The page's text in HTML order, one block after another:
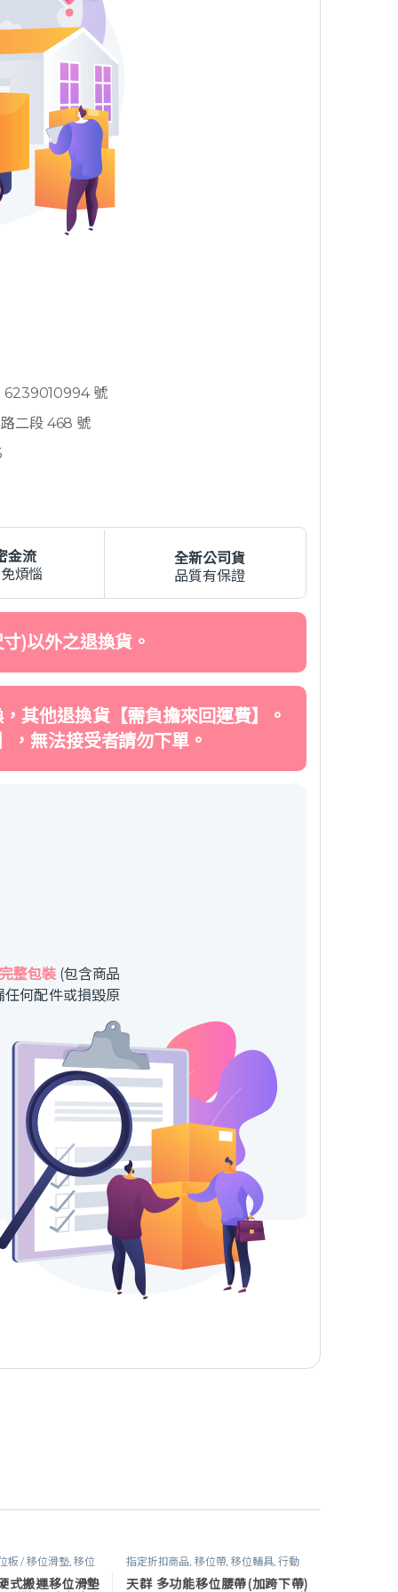
6239010994 號
二段 468 號
金流
煩惱
全新公司貨
品質有保證
)以外之退換貨。
其他退換貨【需負擔來回運費】。
，無法接受者請勿下單。
整包裝(包含商品
何配件或損毀原
板 / 移位滑墊,移位
式搬運移位滑墊
指定折扣商品 移位帶,移位輔具,行動
輔具
天群 多功能移位腰帶(加跨下帶)